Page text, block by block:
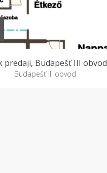
predaji, Budapešť III obvod
Budapešť III obvod